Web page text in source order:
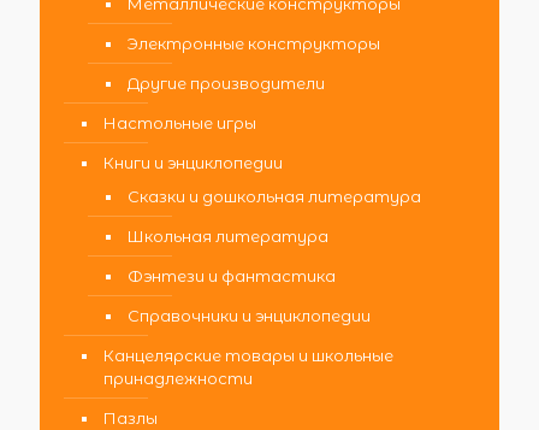
Металлические конструкторы
Электронные конструкторы
Другие производители
Настольные игры
Книги и энциклопедии
Сказки и дошкольная литература
Школьная литература
Фэнтези и фантастика
Справочники и энциклопедии
Канцелярские товары и школьные
принадлежности
Пазлы